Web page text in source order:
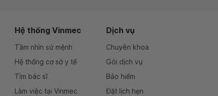
Hệ thống Vinmec
Tầm nhìn sứ mệnh
Hệ thống cơ sở y tế
Tìm bác sĩ
Làm việc tại Vinmec
Dịch vụ
Chuyên khoa
Gói dịch vụ
Bảo hiểm
Đặt lịch hẹn